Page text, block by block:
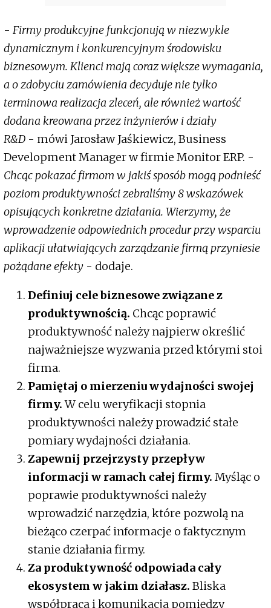
- Firmy produkcyjne funkcjonują w niezwykle
dynamicznym i konkurencyjnym środowisku
biznesowym. Klienci mają coraz większe wymagania,
a o zdobyciu zamówienia decyduje nie tylko
terminowa realizacja zleceń, ale również wartość
dodana kreowana przez inżynierów i działy
R&D - mówi Jarosław Jaśkiewicz, Business
Development Manager w firmie Monitor ERP. -
Chcąc pokazać firmom w jakiś sposób mogą podnieść
poziom produktywności zebraliśmy 8 wskazówek
opisujących konkretne działania. Wierzymy, że
wprowadzenie odpowiednich procedur przy wsparciu
aplikacji ułatwiających zarządzanie firmą przyniesie
pożądane efekty - dodaje.
Definiuj cele biznesowe związane z
produktywnością. Chcąc poprawić
produktywność należy najpierw określić
najważniejsze wyzwania przed którymi stoi
firma.
Pamiętaj o mierzeniu wydajności swojej
firmy.W celu weryfikacji stopnia
produktywności należy prowadzić stałe
pomiary wydajności działania.
Zapewnij przejrzysty przepływ
informacji w ramach całej firmy. Myśląc o
poprawie produktywności należy
wprowadzić narzędzia, które pozwolą na
bieżąco czerpać informacje o faktycznym
stanie działania firmy.
Za produktywność odpowiada cały
ekosystem w jakim działasz. Bliska
współpraca i komunikacja pomiędzy